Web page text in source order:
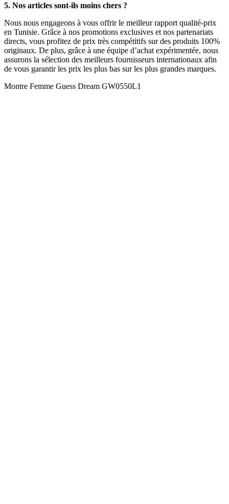
5. Nos articles sont-ils moins chers ?
Nous nous engageons à vous offrir le meilleur rapport qualité-prix
en Tunisie. Grâce à nos promotions exclusives et nos partenariats
directs, vous profitez de prix très compétitifs sur des produits 100%
originaux. De plus, grâce à une équipe d’achat expérimentée, nous
assurons la sélection des meilleurs fournisseurs internationaux afin
de vous garantir les prix les plus bas sur les plus grandes marques.
Montre Femme Guess Dream GW0550L1